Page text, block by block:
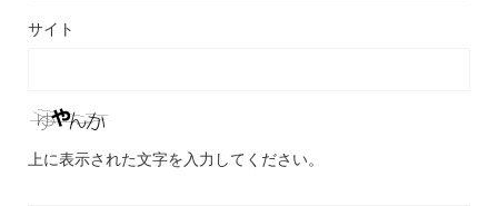
サイト
上に表示された文字を入力してください。